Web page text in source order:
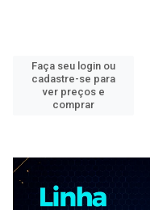
Faça seu login ou
cadastre-se para
ver preços e
comprar